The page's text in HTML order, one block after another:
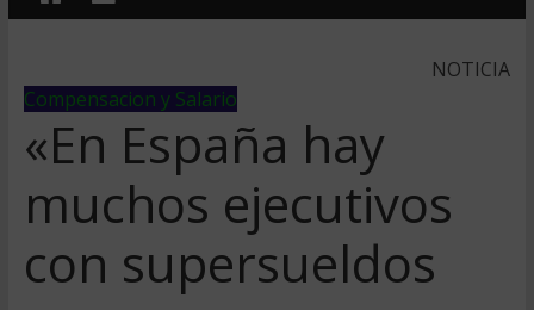
NOTICIA
Compensacion y Salario
«En España hay
muchos ejecutivos
con supersueldos